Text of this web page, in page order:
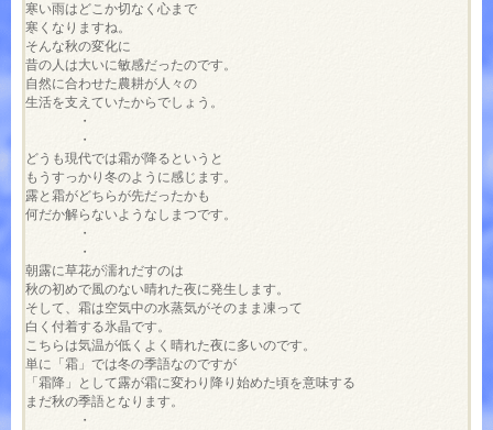
寒い雨はどこか切なく心まで
寒くなりますね。
そんな秋の変化に
昔の人は大いに敏感だったのです。
自然に合わせた農耕が人々の
生活を支えていたからでしょう。
・
・
どうも現代では霜が降るというと
もうすっかり冬のように感じます。
露と霜がどちらが先だったかも
何だか解らないようなしまつです。
・
・
朝露に草花が濡れだすのは
秋の初めで風のない晴れた夜に発生します。
そして、霜は空気中の水蒸気がそのまま凍って
白く付着する氷晶です。
こちらは気温が低くよく晴れた夜に多いのです。
単に「霜」では冬の季語なのですが
「霜降」として露が霜に変わり降り始めた頃を意味する
まだ秋の季語となります。
・